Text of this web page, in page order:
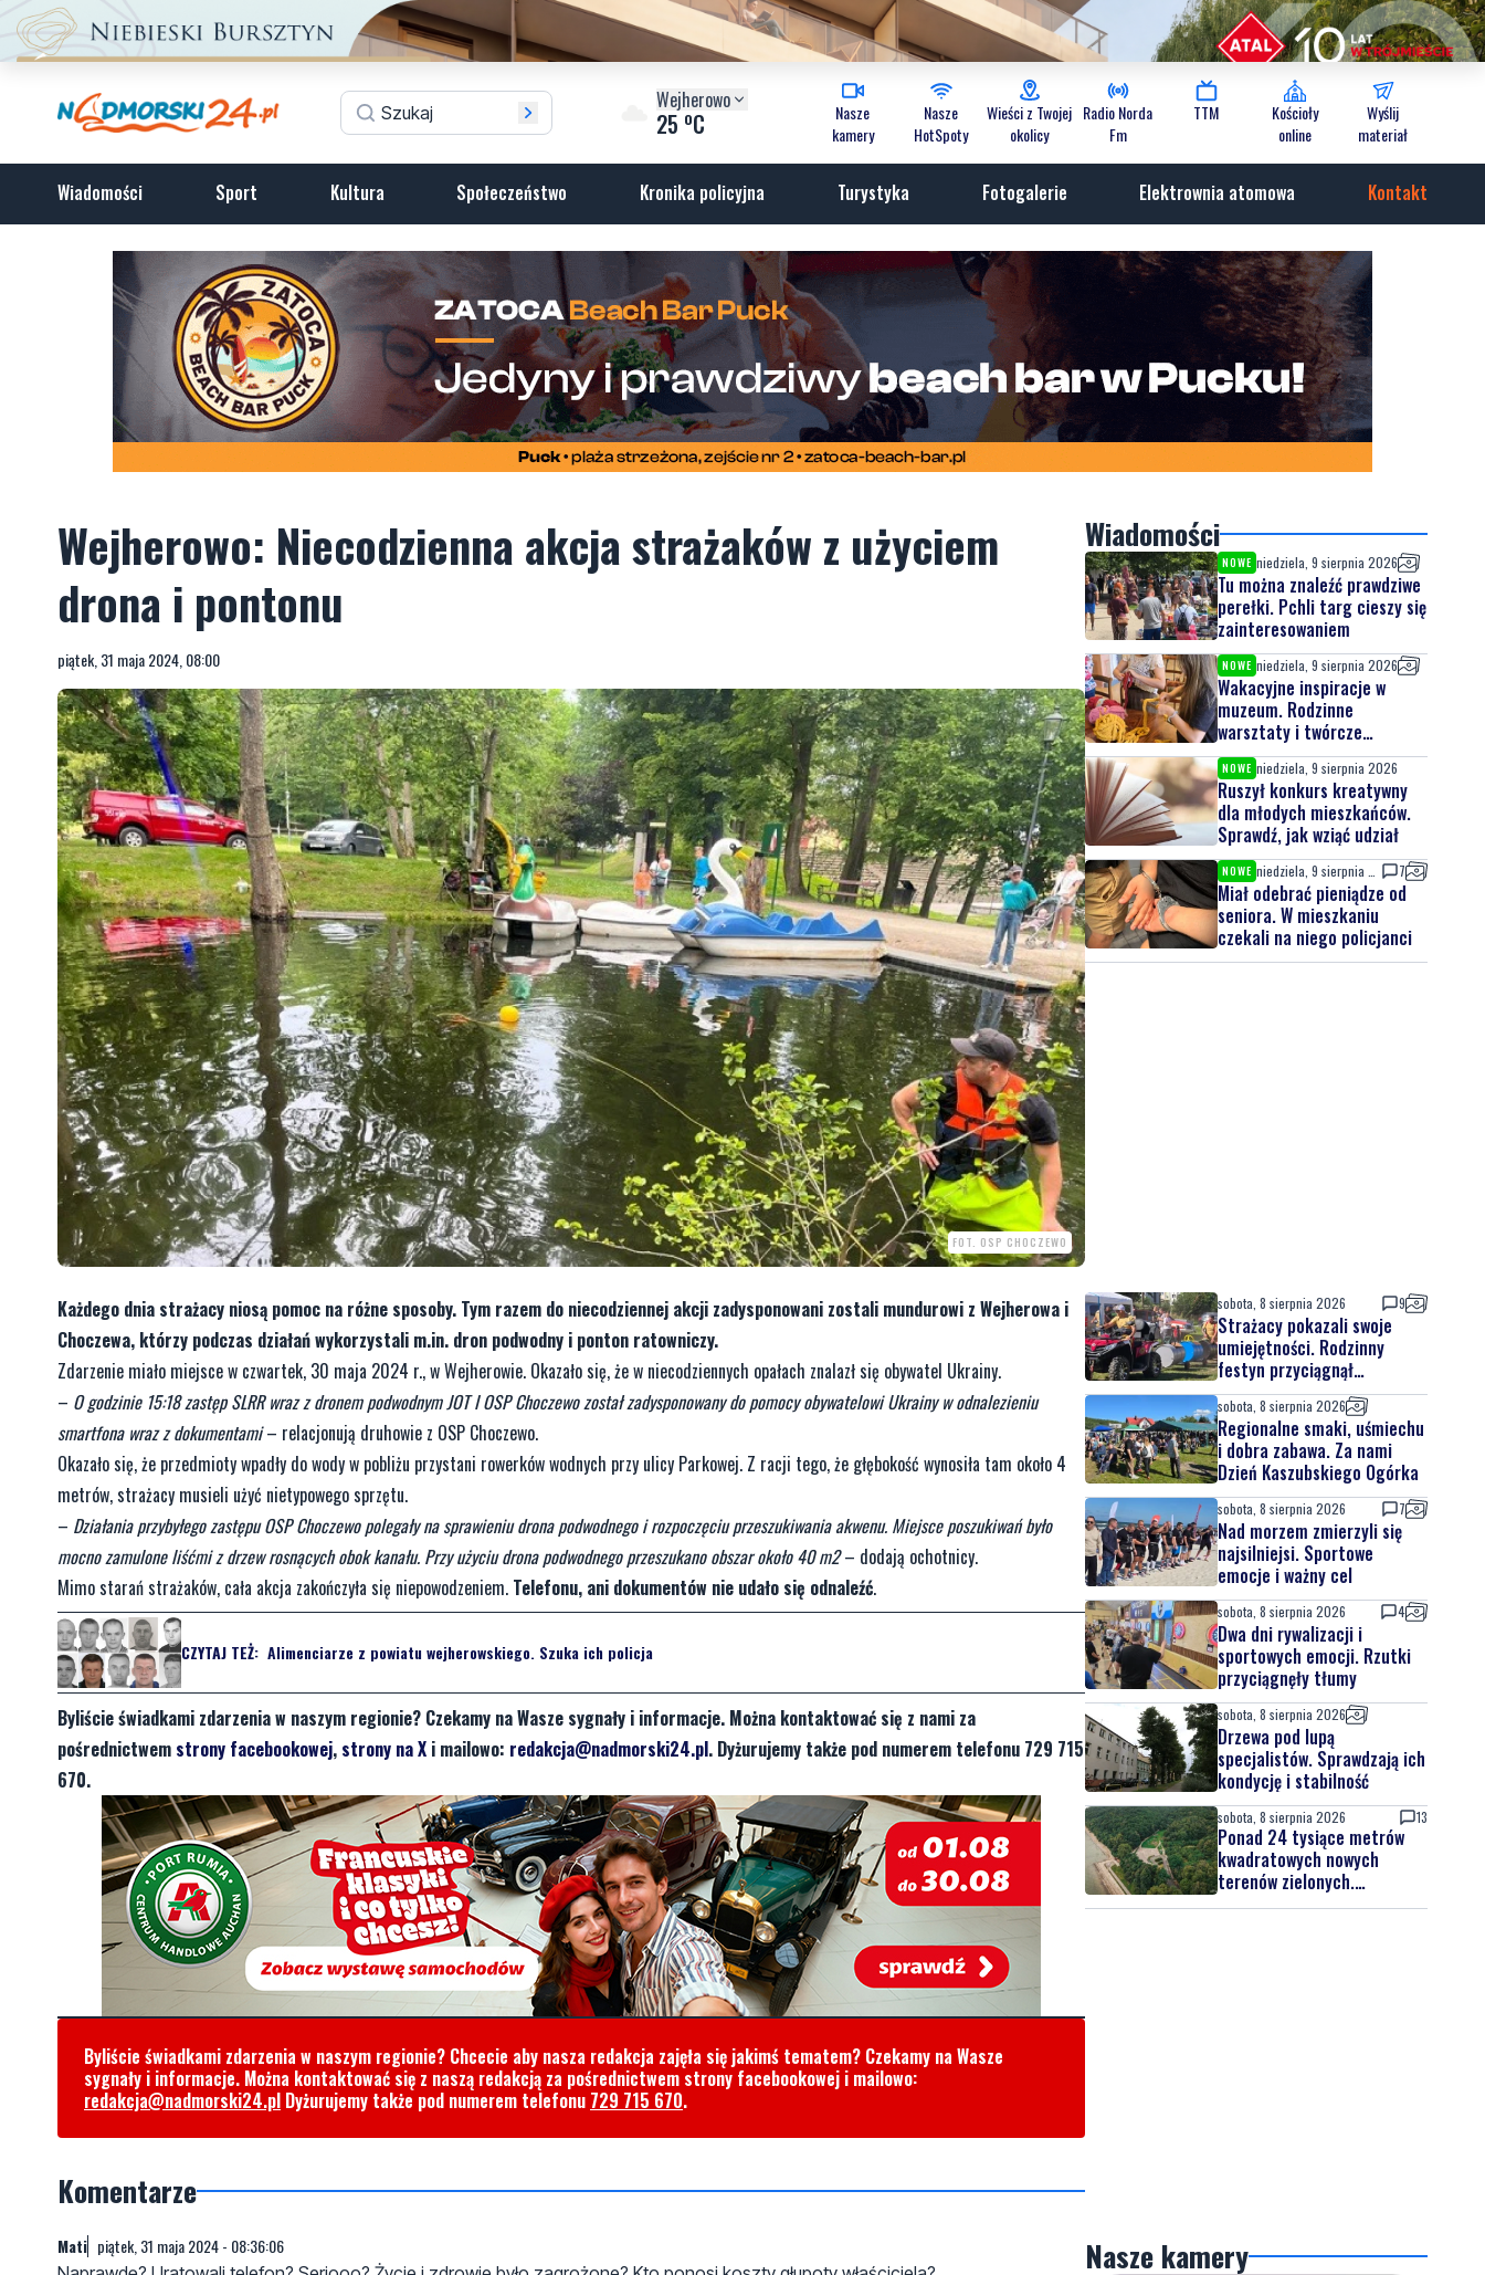
Wejherowo
25 oC
Nasze
kamery
Nasze
HotSpoty
Wieści z Twojej
okolicy
Radio Norda
Fm
TTM
Kościoły
online
Wyślij
materiał
Wiadomości Sport Kultura Społeczeństwo Kronika policyjna Turystyka Fotogalerie Elektrownia atomowa Kontakt
Wejherowo: Niecodzienna akcja strażaków z użyciem
drona i pontonu
piątek, 31 maja 2024, 08:00
FOT. OSP CHOCZEWO
Każdego dnia strażacy niosą pomoc na różne sposoby. Tym razem do niecodziennej akcji zadysponowani zostali mundurowi z Wejherowa i
Choczewa, którzy podczas działań wykorzystali m.in. dron podwodny i ponton ratowniczy.
Zdarzenie miało miejsce w czwartek, 30 maja 2024 r., w Wejherowie. Okazało się, że w niecodziennych opałach znalazł się obywatel Ukrainy.
– O godzinie 15:18 zastęp SLRR wraz z dronem podwodnym JOT I OSP Choczewo został zadysponowany do pomocy obywatelowi Ukrainy w odnalezieniu
smartfona wraz z dokumentami– relacjonują druhowie z OSP Choczewo.
Okazało się, że przedmioty wpadły do wody w pobliżu przystani rowerków wodnych przy ulicy Parkowej. Z racji tego, że głębokość wynosiła tam około 4
metrów, strażacy musieli użyć nietypowego sprzętu.
– Działania przybyłego zastępu OSP Choczewo polegały na sprawieniu drona podwodnego i rozpoczęciu przeszukiwania akwenu. Miejsce poszukiwań było
mocno zamulone liśćmi z drzew rosnących obok kanału. Przy użyciu drona podwodnego przeszukano obszar około 40 m2– dodają ochotnicy.
Mimo starań strażaków, cała akcja zakończyła się niepowodzeniem. Telefonu, ani dokumentów nie udało się odnaleźć.
CZYTAJ TEŻ: Alimenciarze z powiatu wejherowskiego. Szuka ich policja
Byliście świadkami zdarzenia w naszym regionie? Czekamy na Wasze sygnały i informacje. Można kontaktować się z nami za
pośrednictwem strony facebookowej, strony na X i mailowo: redakcja@nadmorski24.pl. Dyżurujemy także pod numerem telefonu 729 715
670.
Byliście świadkami zdarzenia w naszym regionie? Chcecie aby nasza redakcja zajęła się jakimś tematem? Czekamy na Wasze
sygnały i informacje. Można kontaktować się z naszą redakcją za pośrednictwem strony facebookowej i mailowo:
redakcja@nadmorski24.pl Dyżurujemy także pod numerem telefonu 729 715 670.
Komentarze
Mati piątek, 31 maja 2024 - 08:36:06
Wiadomości
NOWE niedziela, 9 sierpnia 2026
Tu można znaleźć prawdziwe
perełki. Pchli targ cieszy się
zainteresowaniem
NOWE niedziela, 9 sierpnia 2026
Wakacyjne inspiracje w
muzeum. Rodzinne
warsztaty i twórcze
spotkania
NOWE niedziela, 9 sierpnia 2026
Ruszył konkurs kreatywny
dla młodych mieszkańców.
Sprawdź, jak wziąć udział
NOWE 7
Miał odebrać pieniądze od
seniora. W mieszkaniu
czekali na niego policjanci
sobota, 8 sierpnia 2026 9
Strażacy pokazali swoje
umiejętności. Rodzinny
festyn przyciągnął
mieszkańców oraz gości
sobota, 8 sierpnia 2026
Regionalne smaki, uśmiechu
i dobra zabawa. Za nami
Dzień Kaszubskiego Ogórka
sobota, 8 sierpnia 2026 7
Nad morzem zmierzyli się
najsilniejsi. Sportowe
emocje i ważny cel
sobota, 8 sierpnia 2026 4
Dwa dni rywalizacji i
sportowych emocji. Rzutki
przyciągnęły tłumy
sobota, 8 sierpnia 2026
Drzewa pod lupą
specjalistów. Sprawdzają ich
kondycję i stabilność
sobota, 8 sierpnia 2026 13
Ponad 24 tysiące metrów
kwadratowych nowych
terenów zielonych.
Powstanie nowa przestrzeń
Nasze kamery